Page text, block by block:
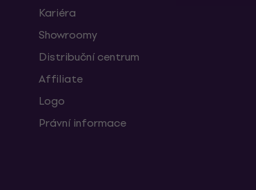
Kariéra
Showroomy
Distribuční centrum
Affiliate
Logo
Právní informace